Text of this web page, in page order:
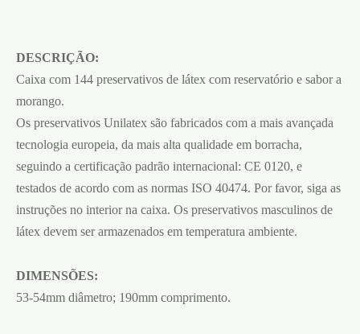
DESCRIÇÃO:
Caixa com 144 preservativos de látex com reservatório e sabor a
morango.
Os preservativos Unilatex são fabricados com a mais avançada
tecnologia europeia, da mais alta qualidade em borracha,
seguindo a certificação padrão internacional: CE 0120, e
testados de acordo com as normas ISO 40474. Por favor, siga as
instruções no interior na caixa. Os preservativos masculinos de
látex devem ser armazenados em temperatura ambiente.
DIMENSÕES:
53-54mm diâmetro; 190mm comprimento.